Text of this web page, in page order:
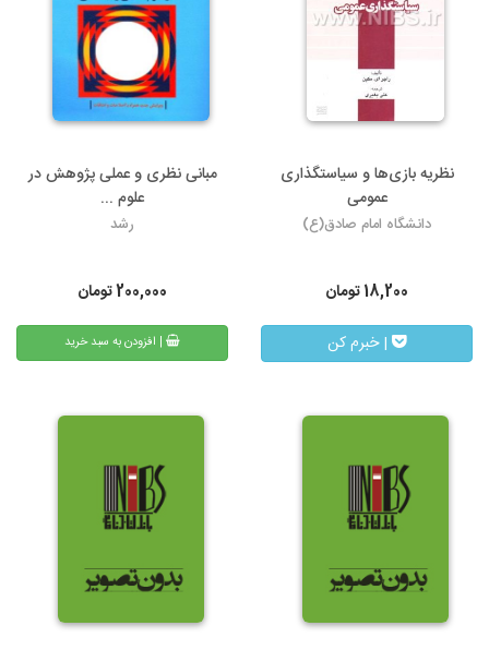
نظریه بازی‌ها و سیاستگذاری
عمومی
دانشگاه امام صادق(ع)
18,200تومان
| خبرم کن
مبانی نظری و عملی پژوهش در
علوم ...
رشد
200,000تومان
| افزودن به سبد خرید